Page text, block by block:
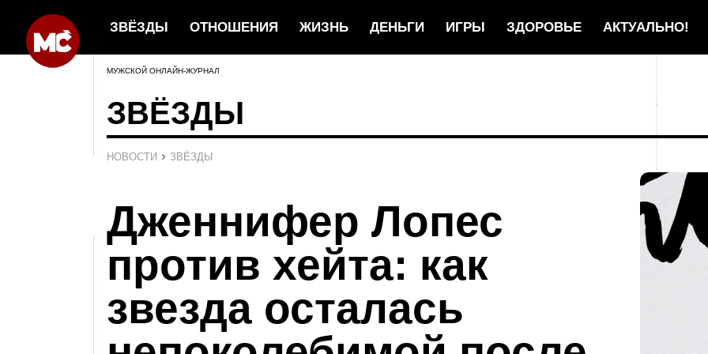
ЗВЁЗДЫ ОТНОШЕНИЯ ЖИЗНЬ ДЕНЬГИ ИГРЫ ЗДОРОВЬЕ АКТУАЛЬНО!
МУЖСКОЙ ОНЛАЙН-ЖУРНАЛ
ЗВЁЗДЫ
НОВОСТИ › ЗВЁЗДЫ
Дженнифер Лопес
против хейта: как
звезда осталась